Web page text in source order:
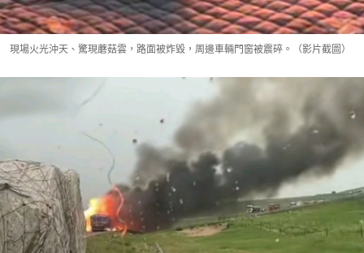
現場火光沖天、驚現蘑菇雲，路面被炸毀，周邊車輛門窗被震碎。（影片截圖）